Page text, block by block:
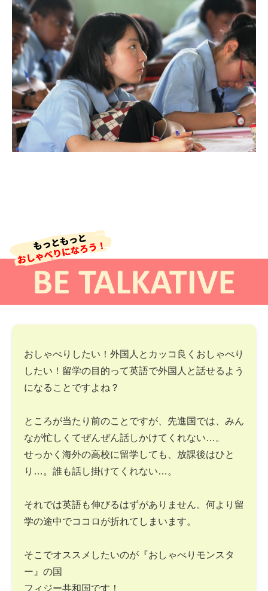
おしゃべりしたい！外国人とカッコ良くおしゃべり
したい！留学の目的って英語で外国人と話せるよう
になることですよね？
ところが当たり前のことですが、先進国では、みん
なが忙しくてぜんぜん話しかけてくれない…。
せっかく海外の高校に留学しても、放課後はひと
り…。誰も話し掛けてくれない…。
それでは英語も伸びるはずがありません。何より留
学の途中でココロが折れてしまいます。
そこでオススメしたいのが『おしゃべりモンスタ
ー』の国
フィジー共和国です！